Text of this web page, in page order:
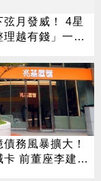
弦月發威！ 4星
理越有錢」一路
務風暴擴大！
卡 前董座李建成